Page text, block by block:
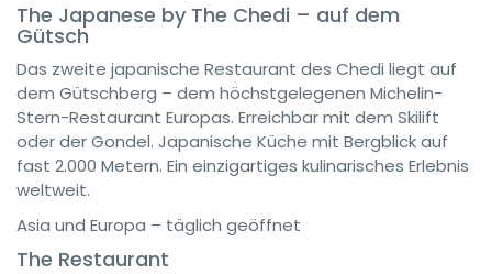
The Japanese by The Chedi – auf dem
Gütsch
Das zweite japanische Restaurant des Chedi liegt auf
dem Gütschberg – dem höchstgelegenen Michelin-
Stern-Restaurant Europas. Erreichbar mit dem Skilift
oder der Gondel. Japanische Küche mit Bergblick auf
fast 2.000 Metern. Ein einzigartiges kulinarisches Erlebnis
weltweit.
Asia und Europa – täglich geöffnet
The Restaurant